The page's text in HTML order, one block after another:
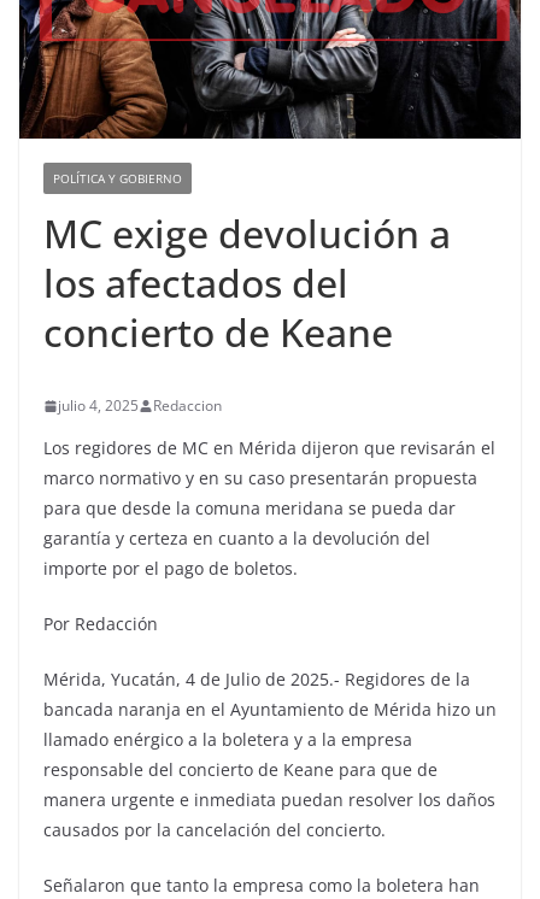
POLÍTICA Y GOBIERNO
MC exige devolución a
los afectados del
concierto de Keane
julio 4, 2025 Redaccion
Los regidores de MC en Mérida dijeron que revisarán el
marco normativo y en su caso presentarán propuesta
para que desde la comuna meridana se pueda dar
garantía y certeza en cuanto a la devolución del
importe por el pago de boletos.
Por Redacción
Mérida, Yucatán, 4 de Julio de 2025.- Regidores de la
bancada naranja en el Ayuntamiento de Mérida hizo un
llamado enérgico a la boletera y a la empresa
responsable del concierto de Keane para que de
manera urgente e inmediata puedan resolver los daños
causados por la cancelación del concierto.
Señalaron que tanto la empresa como la boletera han